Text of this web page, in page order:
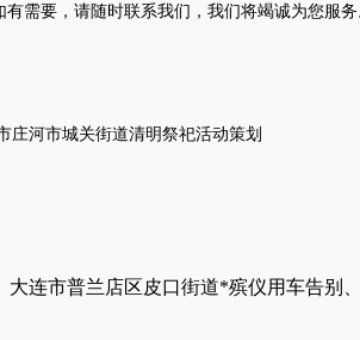
有需要，请随时联系我们，我们将竭诚为您服务
庄河市城关街道清明祭祀活动策划
大连市普兰店区皮口街道*殡仪用车告别